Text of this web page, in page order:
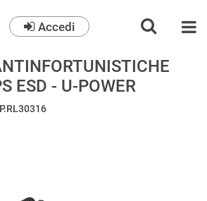
Accedi
ESD - U-POWER